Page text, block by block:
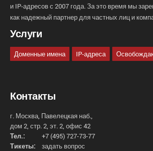
и IP-адресов с 2007 года. За это время мы
как надежный партнер для частных лиц и
Услуги
Доменные имена IP-адреса
Контакты
г. Москва, Павелецкая наб.,
дом 2, стр. 2, эт. 2, офис 42
Тел.:
+7 (495) 727-73-77
Тикеты:
задать вопрос